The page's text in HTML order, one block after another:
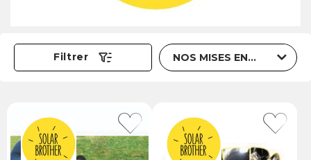
Filtrer Trier par